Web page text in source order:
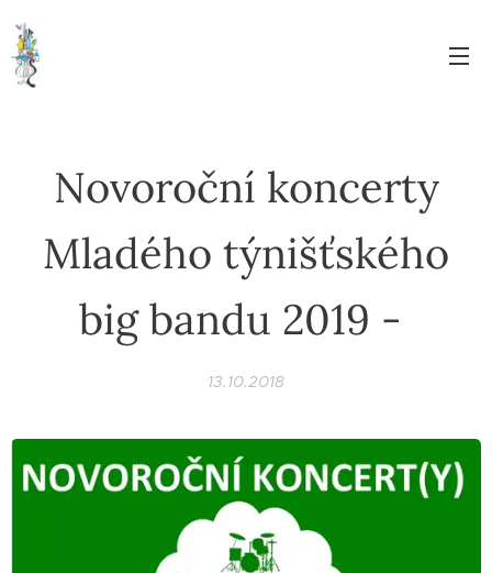
Novoroční koncerty
Mladého týnišťského
big bandu 2019 -
13.10.2018